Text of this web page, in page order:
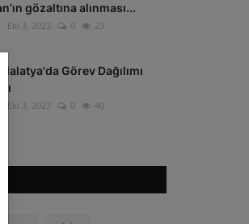
gözaltına alınması...
Eki 3, 2023 0 23
Malatya'da Görev Dağılımı
Eki 3, 2023 0 40